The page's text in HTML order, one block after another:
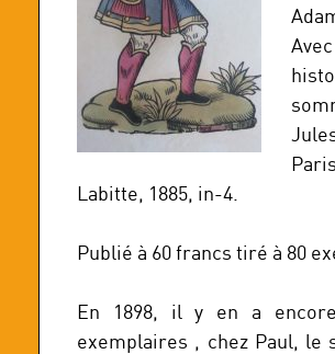
Labitte, 1885, in-4.
Publié à 60 francs tiré à 80
En 1898, il y en a
exemplaires , chez Paul, le